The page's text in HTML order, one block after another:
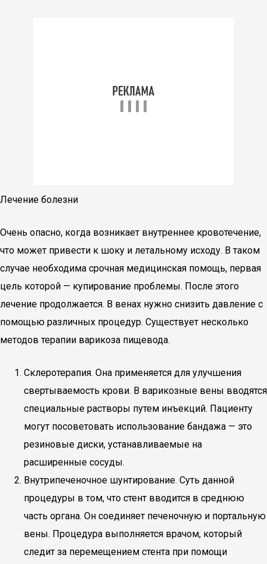
Лечение болезни
Очень опасно, когда возникает внутреннее кровотечение,
что может привести к шоку и летальному исходу. В таком
случае необходима срочная медицинская помощь, первая
цель которой — купирование проблемы. После этого
лечение продолжается. В венах нужно снизить давление с
помощью различных процедур. Существует несколько
методов терапии варикоза пищевода.
Склеротерапия. Она применяется для улучшения
свертываемость крови. В варикозные вены вводятся
специальные растворы путем инъекций. Пациенту
могут посоветовать использование бандажа — это
резиновые диски, устанавливаемые на
расширенные сосуды.
Внутрипеченочное шунтирование. Суть данной
процедуры в том, что стент вводится в среднюю
часть органа. Он соединяет печеночную и портальную
вены. Процедура выполняется врачом, который
следит за перемещением стента при помощи